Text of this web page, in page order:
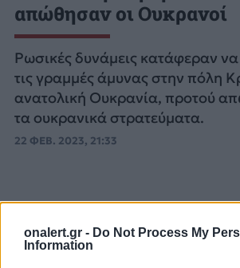
onalert.gr - Do Not Process My
Information
απώθησαν οι Ουκρανοί
Ρωσικές δυνάμεις κατάφεραν
τις γραμμές άμυνας στην πόλη
ανατολική Ουκρανία, προτού
τα ουκρανικά στρατεύματα.
22 ΦΕΒ. 2023, 21:33